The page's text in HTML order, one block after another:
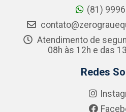
(81)
Atendimento de
08h às 12h e das
Redes